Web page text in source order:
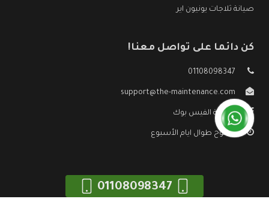
صيانة ثلاجات يونيون اير
كن دائما على تواصل معنا!
01108098347
support@the-maintenance.com
صفحة الفيس بوك
مفتوح طوال ايام الأسبوع
01108098347